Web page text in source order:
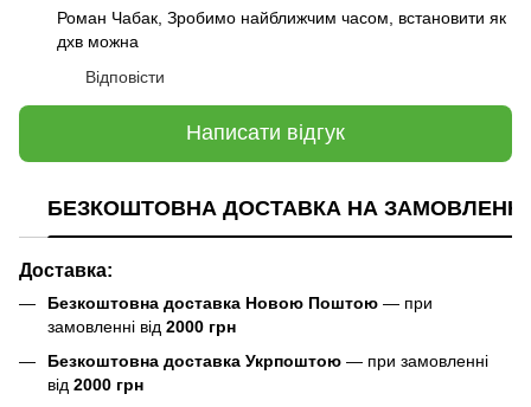
Роман Чабак, Зробимо найближчим часом, встановити як
дхв можна
Відповісти
Написати відгук
БЕЗКОШТОВНА ДОСТАВКА НА ЗАМОВЛЕННЯ
Доставка:
Безкоштовна доставка Новою Поштою — при
замовленні від 2000 грн
Безкоштовна доставка Укрпоштою — при замовленні
від 2000 грн